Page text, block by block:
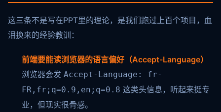
这三条不是写在PPT里的理论，是我们跑过上百个项目，血
泪换来的经验教训：
前端要能读浏览器的语言偏好（Accept-Language）
浏览器会发 Accept-Language: fr-
FR,fr;q=0.9,en;q=0.8 这类头信息，听起来挺专
业，但现实很骨感。